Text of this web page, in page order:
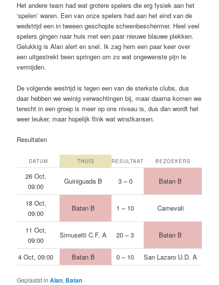
Het andere team had wat grotere spelers die erg fysiek aan het
‘spelen’ waren. Een van onze spelers had aan het eind van de
wedstrijd een in tweeen geschopte scheenbeschermer. Heel veel
spelers gingen naar huis met een paar nieuwe blauwe plekken.
Gelukkig is Alan alert en snel. Ik zag hem een paar keer over
een uitgestrekt been springen om zo wat ongewenste pijn te
vermijden.
De volgende westrijd is tegen een van de sterkste clubs, dus
daar hebben we weinig verwachtingen bij, maar daarna komen we
terecht in een groep is meer op ons niveau is, dus dan wordt het
weer leuker, maar hopelijk flink wat winstkansen.
Resultaten
DATUM THUIS RESULTAAT BEZOEKERS
26 Oct,
09:00
Guiniguada B 3 – 0 Batan B
18 Oct,
09:00
Batan B 1 – 10 Carnevali
11 Oct,
09:00
Simusetti C.F. A 20 – 3 Batan B
4 Oct, 09:00 Batan B 0 – 10 San Lazaro U.D. A
Geplaatst in Alan, Batan